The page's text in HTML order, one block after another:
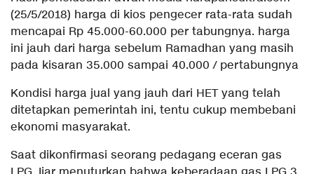
(25/5/2018) harga di kios pengecer rata-rata sudah
mencapai Rp 45.000-60.000 per tabungnya. harga
ini jauh dari harga sebelum Ramadhan yang masih
pada kisaran 35.000 sampai 40.000 / pertabungnya
Kondisi harga jual yang jauh dari HET yang telah
ditetapkan pemerintah ini, tentu cukup membebani
ekonomi masyarakat.
Saat dikonfirmasi seorang pedagang eceran gas